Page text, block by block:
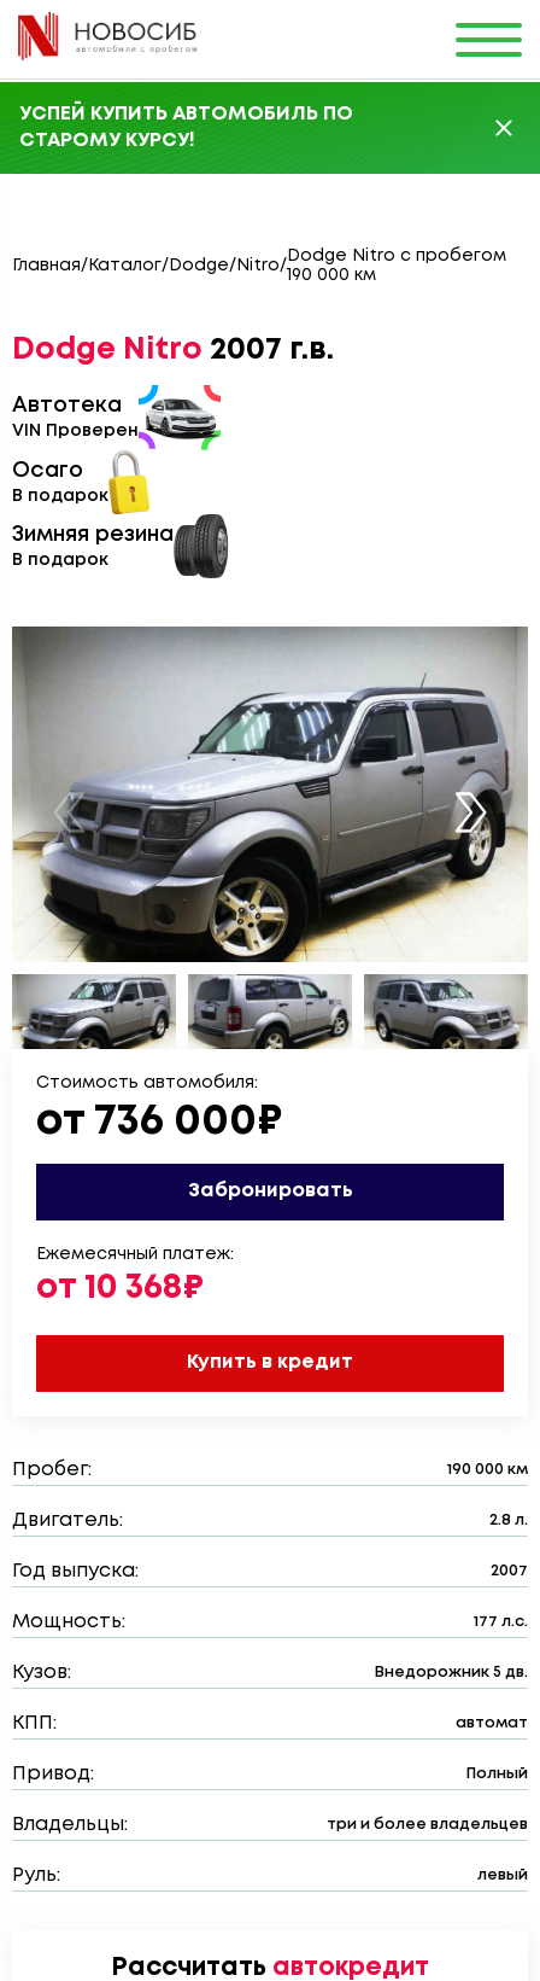
УСПЕЙ КУПИТЬ АВТОМОБИЛЬ ПО
СТАРОМУ КУРСУ!
Главная/ Каталог/ Dodge/ Nitro/
Dodge Nitro с пробегом
190 000 км
Dodge Nitro 2007 г.в.
Автотека
VIN Проверен
Осаго
В подарок
Зимняя резина
В подарок
Стоимость автомобиля:
от 736 000₽
Забронировать
Ежемесячный платеж:
от 10 368₽
Купить в кредит
Пробег: 190 000 км
Двигатель: 2.8 л.
Год выпуска: 2007
Мощность: 177 л.с.
Кузов: Внедорожник 5 дв.
КПП: автомат
Привод: Полный
Владельцы: три и более владельцев
Руль: левый
Рассчитать автокредит